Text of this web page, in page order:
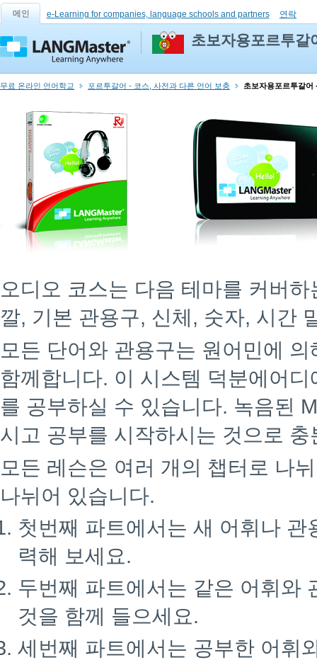
메인 e-Learning for companies, language schools and partners 연락
초보자용포르투갈
무료 온라인 언어학교 포르투갈어 - 코스, 사전과 다른 언어 보충 초보자용포르투갈어
오디오 코스는 다음 테마를 커버
깔, 기본 관용구, 신체, 숫자, 시간
모든 단어와 관용구는 원어민에
함께합니다. 이 시스템 덕분에어
를 공부하실 수 있습니다. 녹음된
시고 공부를 시작하시는 것으로 충
모든 레슨은 여러 개의 챕터로 나
나뉘어 있습니다.
첫번째 파트에서는 새 어휘나
력해 보세요.
두번째 파트에서는 같은 어휘와
것을 함께 들으세요.
세번째 파트에서는 공부한 어휘